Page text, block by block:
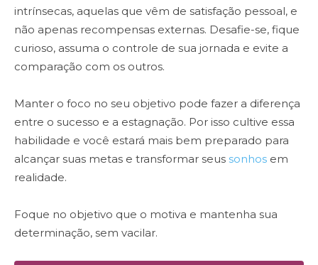
intrínsecas, aquelas que vêm de satisfação pessoal, e
não apenas recompensas externas. Desafie-se, fique
curioso, assuma o controle de sua jornada e evite a
comparação com os outros.
Manter o foco no seu objetivo pode fazer a diferença
entre o sucesso e a estagnação. Por isso cultive essa
habilidade e você estará mais bem preparado para
alcançar suas metas e transformar seus sonhos em
realidade.
Foque no objetivo que o motiva e mantenha sua
determinação, sem vacilar.